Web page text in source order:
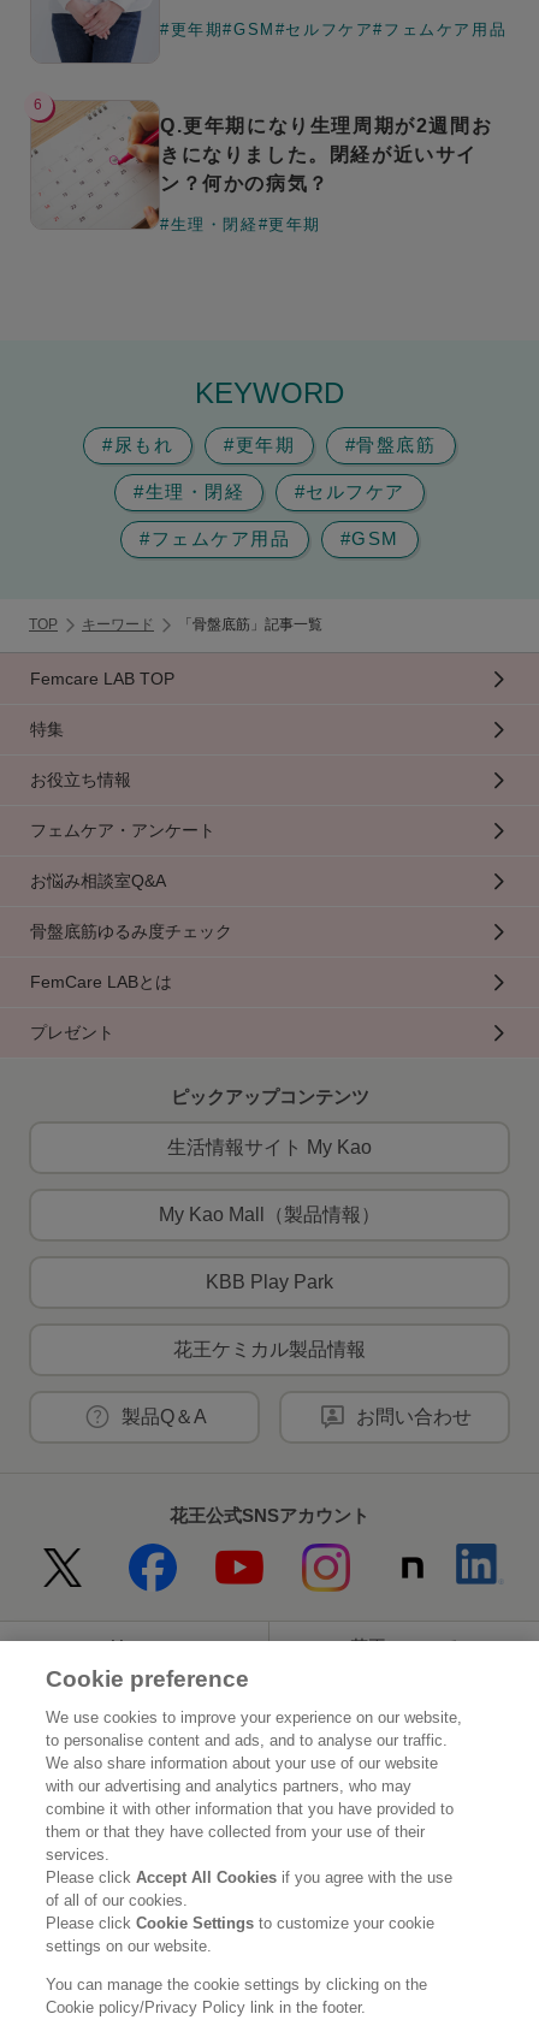
#更年期#GSM #セルフケア#フェムケア用品
6
Q.更年期になり生理周期が2週間お
きになりました。閉経が近いサイ
ン？何かの病気？
#生理・閉経 #更年期
KEYWORD
#尿もれ #更年期 #骨盤底筋
#生理・閉経 #セルフケア
#フェムケア用品 #GSM
TOP キーワード 「骨盤底筋」記事一覧
Femcare LAB TOP
特集
お役立ち情報
フェムケア・アンケート
お悩み相談室Q&A
骨盤底筋ゆるみ度チェック
FemCare LABとは
プレゼント
ピックアップコンテンツ
生活情報サイト My Kao
My Kao Mall（製品情報）
KBB Play Park
花王ケミカル製品情報
製品Q＆A お問い合わせ
花王公式SNSアカウント
Home 花王について
ブランド 投資家情報
ニュースルーム 採用情報
利用規約 花王のアクセシビリティ 個人情報保護方針
利用者情報の外部送信 ソーシャルメディアポリシー
Cookie preference
We use cookies to improve your experience on our website,
to personalise content and ads, and to analyse our traffic.
We also share information about your use of our website
with our advertising and analytics partners, who may
combine it with other information that you have provided to
them or that they have collected from your use of their
services.
Please clickAccept All Cookies if you agree with the use
of all of our cookies.
Please clickCookie Settingsto customize your cookie
settings on our website.
You can manage the cookie settings by clicking on the
Cookie policy/Privacy Policy link in the footer.